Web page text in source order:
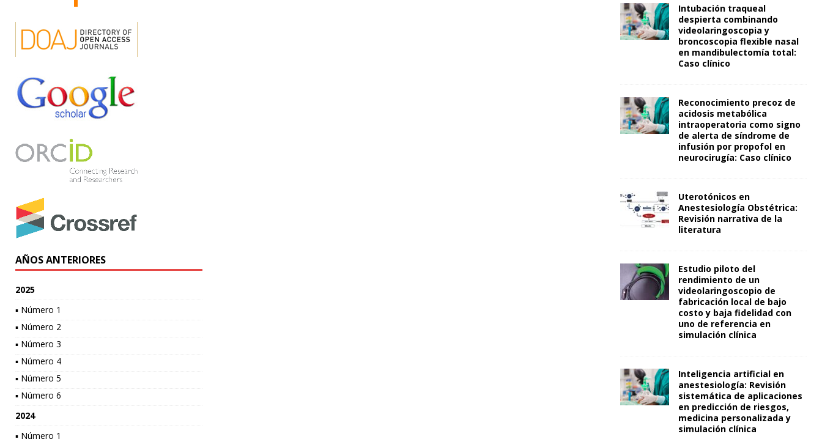
AÑOS ANTERIORES
2025
▪ Número 1
▪ Número 2
▪ Número 3
▪ Número 4
▪ Número 5
▪ Número 6
2024
▪ Número 1
Intubación traqueal
despierta combinando
videolaringoscopia y
broncoscopia flexible nasal
en mandibulectomía total:
Caso clínico
Reconocimiento precoz de
acidosis metabólica
intraoperatoria como signo
de alerta de síndrome de
infusión por propofol en
neurocirugía: Caso clínico
Uterotónicos en
Anestesiología Obstétrica:
Revisión narrativa de la
literatura
Estudio piloto del
rendimiento de un
videolaringoscopio de
fabricación local de bajo
costo y baja fidelidad con
uno de referencia en
simulación clínica
Inteligencia artificial en
anestesiología: Revisión
sistemática de aplicaciones
en predicción de riesgos,
medicina personalizada y
simulación clínica